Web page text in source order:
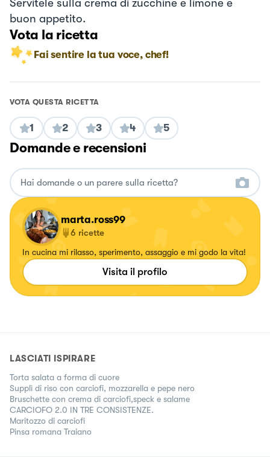
Servitele sulla crema di zucchine e limone e
buon appetito.
Vota la ricetta
Fai sentire la tua voce, chef!
VOTA QUESTA RICETTA
1 2 3 4 5
Domande e recensioni
marta.ross99
6 ricette
In cucina mi rilasso, sperimento, assaggio e mi godo la vita!
Visita il profilo
LASCIATI ISPIRARE
Torta salata a forma di cuore
Supplì di riso con carciofi, mozzarella e pepe nero
Bruschette con crema di carciofi,speck e salame
CARCIOFO 2.0 IN TRE CONSISTENZE.
Maritozzo di carciofi
Pinsa romana Traiano